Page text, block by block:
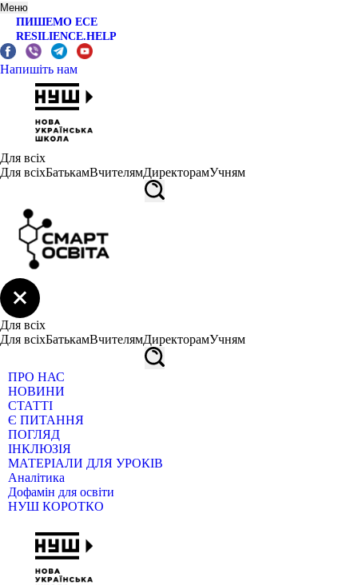
Меню
ПИШЕМО ЕСЕ
RESILIENCE.HELP
Напишіть нам
Для всіх
Для всіхБатькамВчителямДиректорамУчням
Для всіх
Для всіхБатькамВчителямДиректорамУчням
ПРО НАС
НОВИНИ
СТАТТІ
Є ПИТАННЯ
ПОГЛЯД
ІНКЛЮЗІЯ
МАТЕРІАЛИ ДЛЯ УРОКІВ
Аналітика
Дофамін для освіти
НУШ КОРОТКО